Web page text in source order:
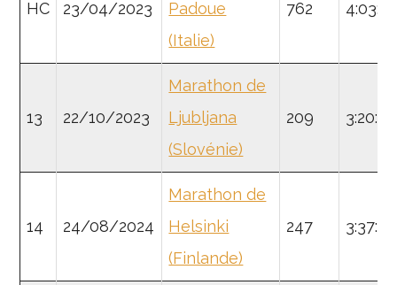
HC 23/04/2023
Padoue
(Italie)
762 4:03:53
13 22/10/2023
Marathon de
Ljubljana
(Slovénie)
209 3:20:24
14 24/08/2024
Marathon de
Helsinki
(Finlande)
247 3:37:12